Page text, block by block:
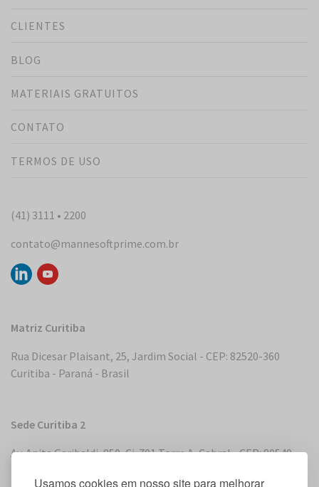
Usamos cookies em nosso site para melhorar
CLIENTES
BLOG
MATERIAIS GRATUITOS
CONTATO
TERMOS DE USO
(41) 3111 • 2200
contato@mannesoftprime.com.br
Matriz Curitiba
Rua Dicesar Plaisant, 25, Jardim Social - CEP: 82520-360
Curitiba - Paraná - Brasil
Sede Curitiba 2
Av. Anita Garibaldi, 850, Cj. 701 Torre A, Cabral - CEP: 80540-